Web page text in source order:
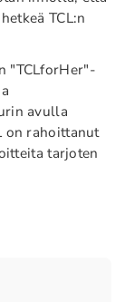
TCL:n
"TCLforHer"-
avulla
on rahoittanut
tarjoten